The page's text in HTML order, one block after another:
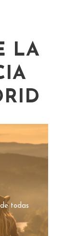
LA
todas